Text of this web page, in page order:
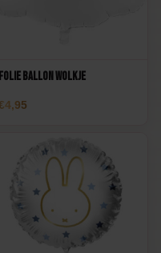
Folie Ballon Wolkje
4,95